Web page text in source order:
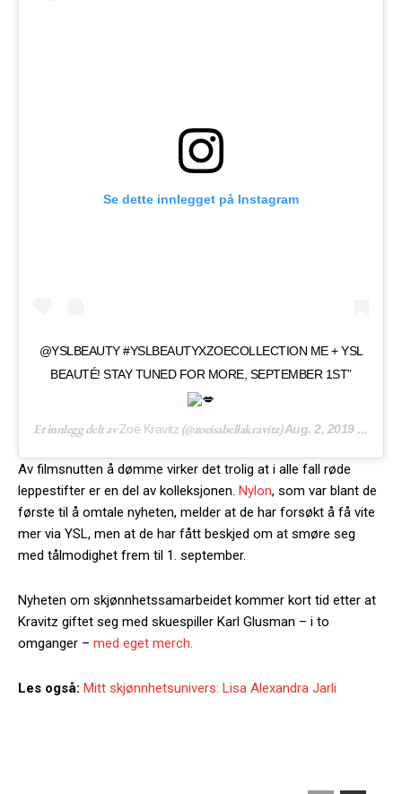
Se dette innlegget på Instagram
@YSLBEAUTY #YSLBEAUTYXZOECOLLECTION ME + YSL
BEAUTÉ! STAY TUNED FOR MORE, SEPTEMBER 1ST”
Et innlegg delt avZoë Kravitz (@zoeisabellakravitz)Aug. 2, 2019 kl. 6:48 PDT
Av filmsnutten å dømme virker det trolig at i alle fall røde
leppestifter er en del av kolleksjonen. Nylon, som var blant de
første til å omtale nyheten, melder at de har forsøkt å få vite
mer via YSL, men at de har fått beskjed om at smøre seg
med tålmodighet frem til 1. september.
Nyheten om skjønnhetssamarbeidet kommer kort tid etter at
Kravitz giftet seg med skuespiller Karl Glusman – i to
omganger – med eget merch.
Les også: Mitt skjønnhetsunivers: Lisa Alexandra Jarli